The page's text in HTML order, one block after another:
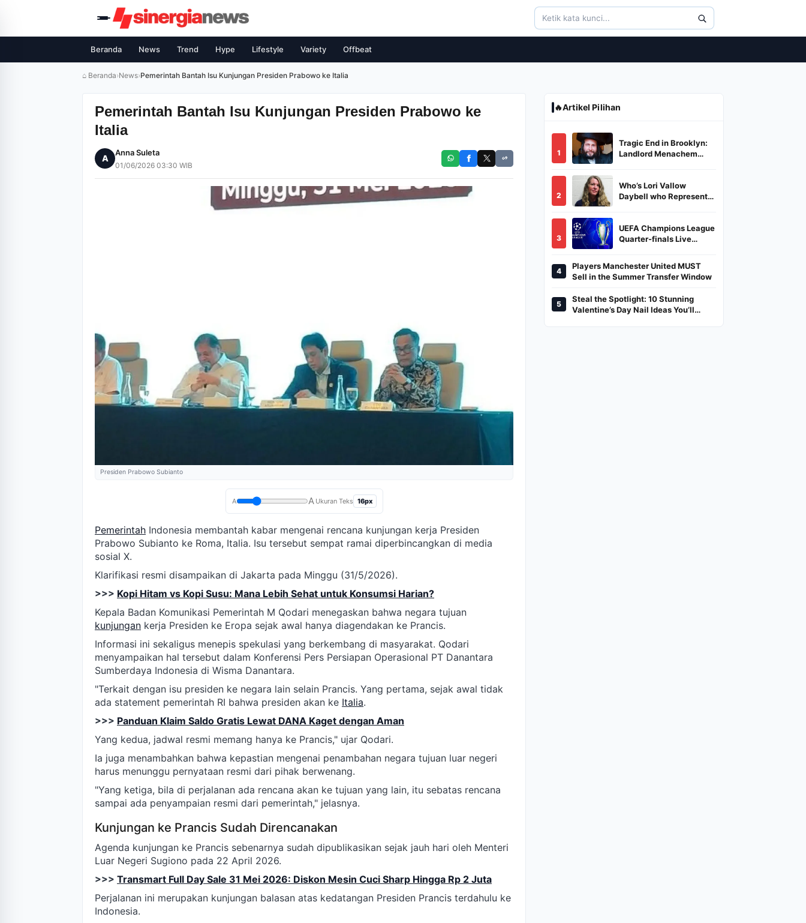
Beranda News Trend Hype Lifestyle Variety Offbeat
⌂ Beranda›News›Pemerintah Bantah Isu Kunjungan Presiden Prabowo ke Italia
Pemerintah Bantah Isu Kunjungan Presiden Prabowo ke
Italia
A
Anna Suleta
01/06/2026 03:30 WIB
Presiden Prabowo Subianto
A A Ukuran Teks 16px
Pemerintah Indonesia membantah kabar mengenai rencana kunjungan kerja Presiden
Prabowo Subianto ke Roma, Italia. Isu tersebut sempat ramai diperbincangkan di media
sosial X.
Klarifikasi resmi disampaikan di Jakarta pada Minggu (31/5/2026).
>>> Kopi Hitam vs Kopi Susu: Mana Lebih Sehat untuk Konsumsi Harian?
Kepala Badan Komunikasi Pemerintah M Qodari menegaskan bahwa negara tujuan
kunjungan kerja Presiden ke Eropa sejak awal hanya diagendakan ke Prancis.
Informasi ini sekaligus menepis spekulasi yang berkembang di masyarakat. Qodari
menyampaikan hal tersebut dalam Konferensi Pers Persiapan Operasional PT Danantara
Sumberdaya Indonesia di Wisma Danantara.
"Terkait dengan isu presiden ke negara lain selain Prancis. Yang pertama, sejak awal tidak
ada statement pemerintah RI bahwa presiden akan ke Italia.
>>> Panduan Klaim Saldo Gratis Lewat DANA Kaget dengan Aman
Yang kedua, jadwal resmi memang hanya ke Prancis," ujar Qodari.
Ia juga menambahkan bahwa kepastian mengenai penambahan negara tujuan luar negeri
harus menunggu pernyataan resmi dari pihak berwenang.
"Yang ketiga, bila di perjalanan ada rencana akan ke tujuan yang lain, itu sebatas rencana
sampai ada penyampaian resmi dari pemerintah," jelasnya.
Kunjungan ke Prancis Sudah Direncanakan
Agenda kunjungan ke Prancis sebenarnya sudah dipublikasikan sejak jauh hari oleh Menteri
Luar Negeri Sugiono pada 22 April 2026.
>>> Transmart Full Day Sale 31 Mei 2026: Diskon Mesin Cuci Sharp Hingga Rp 2 Juta
Perjalanan ini merupakan kunjungan balasan atas kedatangan Presiden Prancis terdahulu ke
Indonesia.
🔥Artikel Pilihan
1
Tragic End in Brooklyn:
Landlord Menachem
Burned in a Dumpster
2
Who’s Lori Vallow
Daybell who Represents
3
UEFA Champions League
Quarter-finals Live
And Where To Watch
4
Players Manchester United MUST
Sell in the Summer Transfer Window
5
Steal the Spotlight: 10 Stunning
Valentine’s Day Nail Ideas You’ll